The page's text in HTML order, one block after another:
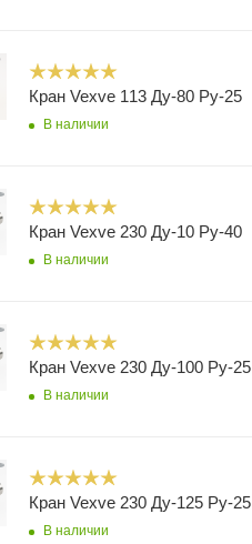
Кран Vexve 113 Ду-80 Ру-25
В наличии
Кран Vexve 230 Ду-10 Ру-40
В наличии
Кран Vexve 230 Ду-100 Ру-25
В наличии
Кран Vexve 230 Ду-125 Ру-25
В наличии